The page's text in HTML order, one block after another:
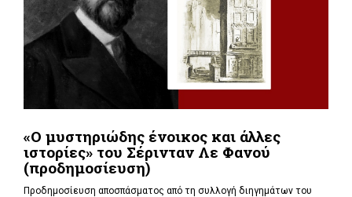
«Ο μυστηριώδης ένοικος και άλλες
ιστορίες» του Σέρινταν Λε Φανού
(προδημοσίευση)
Προδημοσίευση αποσπάσματος από τη συλλογή διηγημάτων του